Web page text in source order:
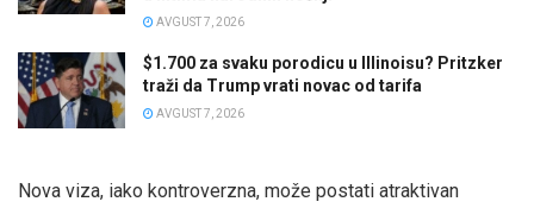
AVGUST 7, 2026
$1.700 za svaku porodicu u Illinoisu? Pritzker
traži da Trump vrati novac od tarifa
AVGUST 7, 2026
Nova viza, iako kontroverzna, može postati atraktivan